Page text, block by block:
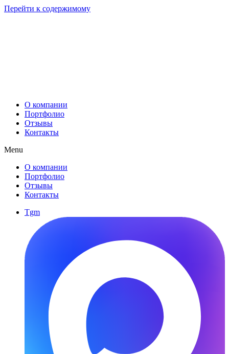
Перейти к содержимому
О компании
Портфолио
Отзывы
Контакты
Menu
О компании
Портфолио
Отзывы
Контакты
Tgm